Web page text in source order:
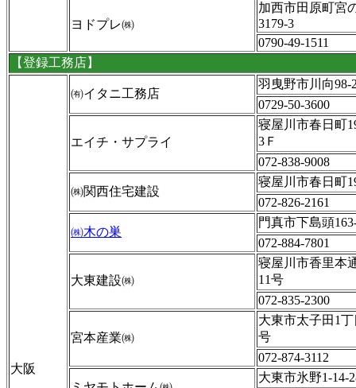
ヨドプレ㈱
加西市田原町宮
3179-3
0790-49-1511
【登録工務店】
大阪
㈲イタニ工務店
羽曳野市川向98-
0729-50-3600
エイチ・サプライ
寝屋川市春日町
3Ｆ
072-838-9008
㈱関西住宅建設
寝屋川市春日町
072-826-2161
㈱木の巣
門真市下島頭
072-884-7801
大東建設㈱
寝屋川市香里本
11号
072-835-2300
宮本産業㈱
大東市太子田1丁
号
072-874-3112
大東市氷野1-14-